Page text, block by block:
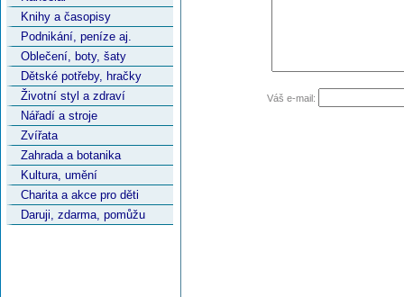
Knihy a časopisy
Podnikání, peníze aj.
Oblečení, boty, šaty
Dětské potřeby, hračky
Životní styl a zdraví
Nářadí a stroje
Zvířata
Zahrada a botanika
Kultura, umění
Charita a akce pro děti
Daruji, zdarma, pomůžu
Váš e-mail: